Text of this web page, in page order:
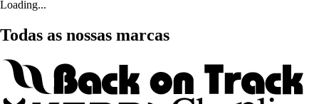
Loading...
Todas as nossas marcas